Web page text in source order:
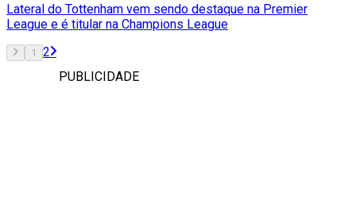
Lateral do Tottenham vem sendo destaque na Premier
League e é titular na Champions League
1
2
PUBLICIDADE